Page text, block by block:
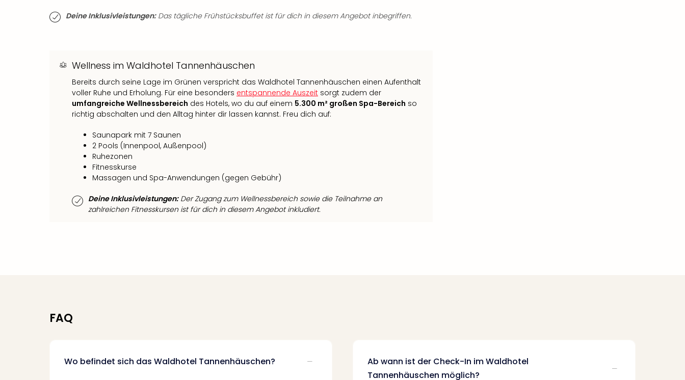
Deine Inklusivleistungen:Das tägliche Frühstücksbuffet ist für dich in diesem Angebot inbegriffen.
Wellness im Waldhotel Tannenhäuschen
Bereits durch seine Lage im Grünen verspricht das Waldhotel Tannenhäuschen einen Aufenthalt
voller Ruhe und Erholung. Für eine besonders entspannende Auszeit sorgt zudem der
umfangreiche Wellnessbereich des Hotels, wo du auf einem 5.300 m² großen Spa-Bereich so
richtig abschalten und den Alltag hinter dir lassen kannst. Freu dich auf:
Saunapark mit 7 Saunen
2 Pools (Innenpool, Außenpool)
Ruhezonen
Fitnesskurse
Massagen und Spa-Anwendungen (gegen Gebühr)
Deine Inklusivleistungen:Der Zugang zum Wellnessbereich sowie die Teilnahme an
zahlreichen Fitnesskursen ist für dich in diesem Angebot inkludiert.
FAQ
Wo befindet sich das Waldhotel Tannenhäuschen?
Ab wann ist der Check-In im Waldhotel
Tannenhäuschen möglich?